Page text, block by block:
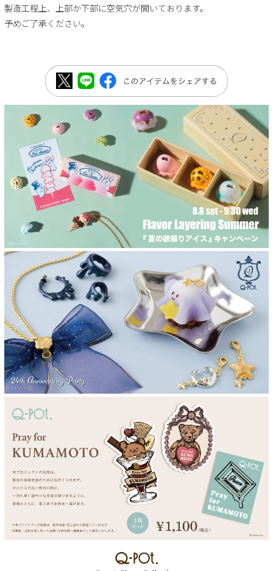
製造工程上、上部か下部に空気穴が開いております。
予めご了承ください。